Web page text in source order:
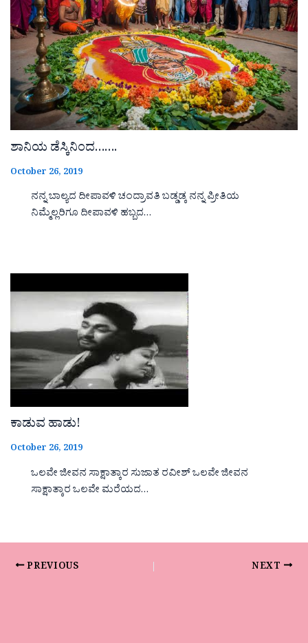
ಶಾನಿಯ ಡೆಸ್ಕಿನಿಂದ…….
October 26, 2019
ನನ್ನ ಬಾಲ್ಯದ ದೀಪಾವಳಿ ಚಂದ್ರಾವತಿ ಬಡ್ಡಡ್ಕ ನನ್ನ ಪ್ರೀತಿಯ
ನಿಮ್ಮೆಲ್ಲರಿಗೂ ದೀಪಾವಳಿ ಹಬ್ಬದ…
ಕಾಡುವ ಹಾಡು!
October 26, 2019
ಒಲವೇ ಜೀವನ ಸಾಕ್ಷಾತ್ಕಾರ ಸುಜಾತ ರವೀಶ್ ಒಲವೇ ಜೀವನ
ಸಾಕ್ಷಾತ್ಕಾರ ಒಲವೇ ಮರೆಯದ…
PREVIOUS NEXT